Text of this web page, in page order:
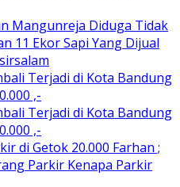
Mangunreja Diduga Tidak
11 Ekor Sapi Yang Dijual
Terjadi di Kota Bandung
,-
Terjadi di Kota Bandung
,-
di Getok 20.000 Farhan ;
Parkir Kenapa Parkir